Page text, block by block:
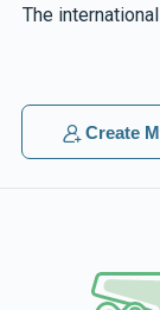
The
Create